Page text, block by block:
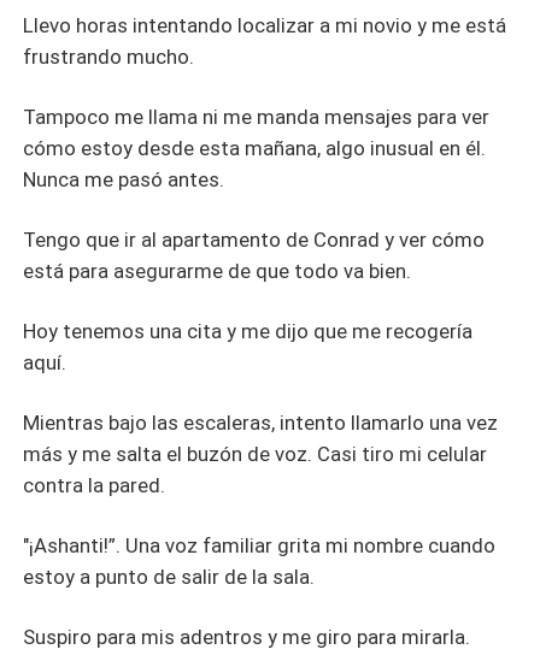
Llevo horas intentando localizar a mi novio y me está
frustrando mucho.
Tampoco me llama ni me manda mensajes para ver
cómo estoy desde esta mañana, algo inusual en él.
Nunca me pasó antes.
Tengo que ir al apartamento de Conrad y ver cómo
está para asegurarme de que todo va bien.
Hoy tenemos una cita y me dijo que me recogería
aquí.
Mientras bajo las escaleras, intento llamarlo una vez
más y me salta el buzón de voz. Casi tiro mi celular
contra la pared.
"¡Ashanti!”. Una voz familiar grita mi nombre cuando
estoy a punto de salir de la sala.
Suspiro para mis adentros y me giro para mirarla.